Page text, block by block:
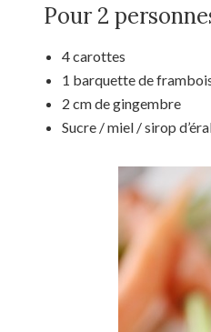
Pour 2
4 carottes
1 barquette de
2 cm de gingembre
Sucre / miel / sirop